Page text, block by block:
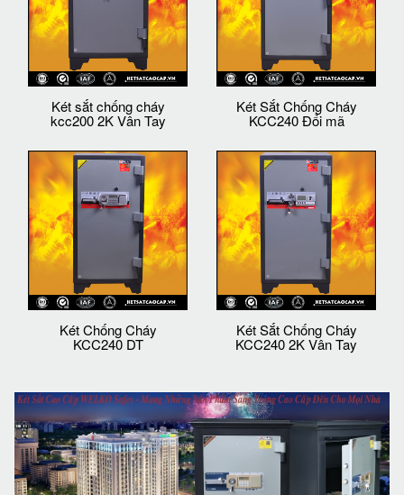
Két sắt chống cháy
kcc200 2K Vân Tay
Két Sắt Chống Cháy
KCC240 Đổi mã
Két Chống Cháy
KCC240 DT
Két Sắt Chống Cháy
KCC240 2K Vân Tay